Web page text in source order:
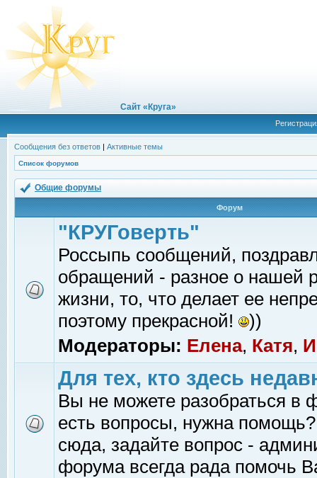
Сайт «Круга»
Сообщения без ответов | Активные темы
Список форумов
Общие форумы
Форум
"КРУГоверть"
Россыпь сообщений,
обращений - разное о нашей
жизни, то, что делает ее
поэтому прекрасной!
))
Модераторы: Елена, Катя,
Для тех, кто здесь
Вы не можете разобраться в
есть вопросы, нужна помощь?
сюда, задайте вопрос -
форума всегда рада помочь